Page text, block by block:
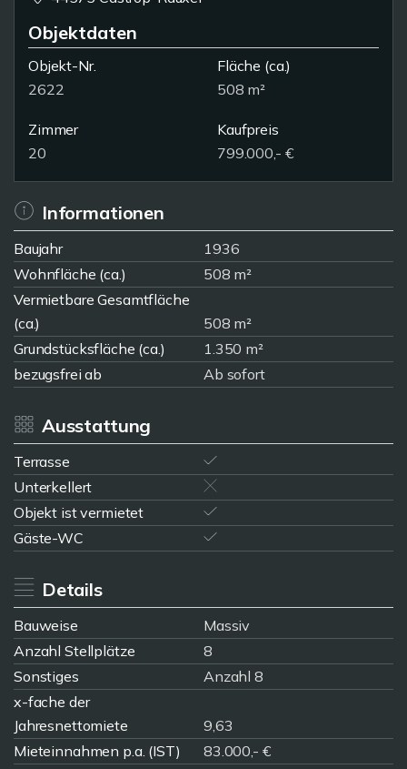
Objektdaten
Objekt-Nr.
2622
Fläche (ca.)
508 m²
Zimmer
20
Kaufpreis
799.000,- €
Informationen
Baujahr
1936
Wohnfläche (ca.)
508 m²
Vermietbare Gesamtfläche
(ca.)
508 m²
Grundstücksfläche (ca.)
1.350 m²
bezugsfrei ab
Ab sofort
Ausstattung
Terrasse
Unterkellert
Objekt ist vermietet
Gäste-WC
Details
Bauweise
Massiv
Anzahl Stellplätze
8
Sonstiges
Anzahl 8
x-fache der
Jahresnettomiete
9,63
Mieteinnahmen p.a. (IST)
83.000,- €